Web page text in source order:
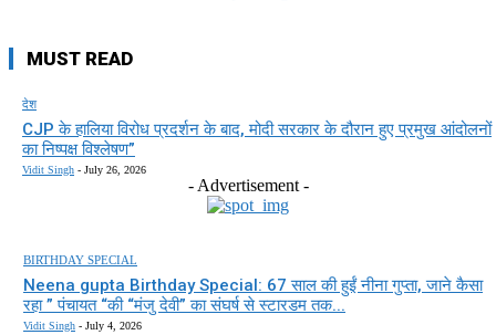
MUST READ
देश
CJP के हालिया विरोध प्रदर्शन के बाद, मोदी सरकार के दौरान हुए प्रमुख आंदोलनों
का निष्पक्ष विश्लेषण”
Vidit Singh - July 26, 2026
- Advertisement -
BIRTHDAY SPECIAL
Neena gupta Birthday Special: 67 साल की हुईं नीना गुप्ता, जाने कैसा
रहा ” पंचायत “की “मंजु देवी” का संघर्ष से स्टारडम तक...
Vidit Singh - July 4, 2026